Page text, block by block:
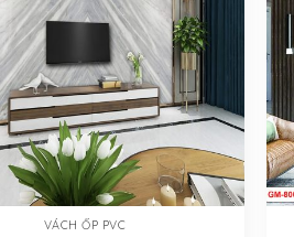
VÁCH ỐP PVC